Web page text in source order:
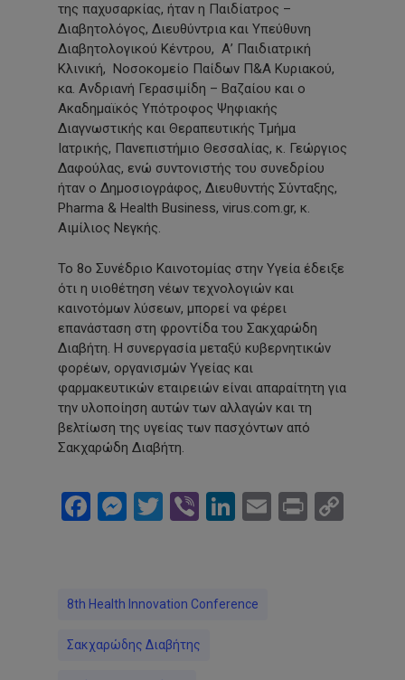
της παχυσαρκίας, ήταν η Παιδίατρος –
Διαβητολόγος, Διευθύντρια και Υπεύθυνη
Διαβητολογικού Κέντρου, Α’ Παιδιατρική
Κλινική, Νοσοκομείο Παίδων Π&Α Κυριακού,
κα. Ανδριανή Γερασιμίδη – Βαζαίου και ο
Ακαδημαϊκός Υπότροφος Ψηφιακής
Διαγνωστικής και Θεραπευτικής Τμήμα
Ιατρικής, Πανεπιστήμιο Θεσσαλίας, κ. Γεώργιος
Δαφούλας, ενώ συντονιστής του συνεδρίου
ήταν ο Δημοσιογράφος, Διευθυντής Σύνταξης,
Pharma & Health Business, virus.com.gr, κ.
Αιμίλιος Νεγκής.
Το 8ο Συνέδριο Καινοτομίας στην Υγεία έδειξε
ότι η υιοθέτηση νέων τεχνολογιών και
καινοτόμων λύσεων, μπορεί να φέρει
επανάσταση στη φροντίδα του Σακχαρώδη
Διαβήτη. Η συνεργασία μεταξύ κυβερνητικών
φορέων, οργανισμών Υγείας και
φαρμακευτικών εταιρειών είναι απαραίτητη για
την υλοποίηση αυτών των αλλαγών και τη
βελτίωση της υγείας των πασχόντων από
Σακχαρώδη Διαβήτη.
Facebook
Messenger
Twitter
ViberLinkedIn
Email
Print
8th Health Innovation Conference
Σακχαρώδης Διαβήτης